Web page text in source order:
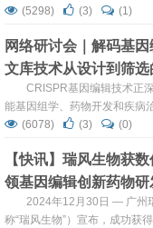
加于2025年7月3日（星期四）
Bioscience资深应用科学家熊
码基因编辑应用：CRISPR文
南」网络研讨会。 本次研讨
(5298) (3) (1)
网络研讨会｜解码基
文库技术从设计到筛
CRISPR基因编辑技术正
能基因组学、药物开发和疾病
加于2025年7月3日（星期四）
Bioscience资深应用科学家熊
码基因编辑应用：CRISPR文
南」网络研讨会。 本次研讨
(6078) (3) (0)
【快讯】瑞风生物获
领基因编辑创新药物研
2024年12月30日 — 广州
称“瑞风生物”）宣布，成功获